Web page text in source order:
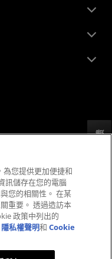
反馈
您提供更加便捷和
訊儲存在您的電腦
您的相關性。 在某
重要。 透過造訪本
政策中列出的
隱私權聲明和Cookie